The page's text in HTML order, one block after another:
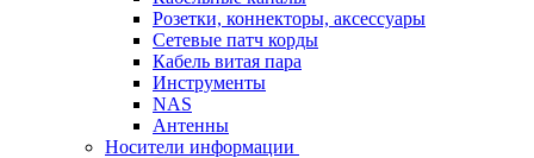
Розетки, коннекторы, аксессуары
Сетевые патч корды
Кабель витая пара
Инструменты
NAS
Антенны
Носители информации